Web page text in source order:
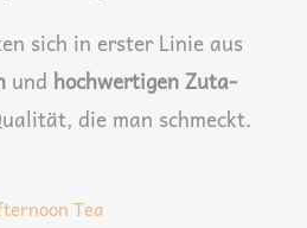
sich in ers­ter Linie aus
und hoch­wer­ti­gen Zuta­
die man schmeckt.
Tea